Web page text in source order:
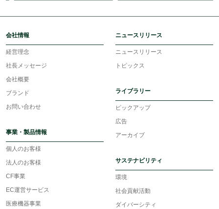
会社情報
経営理念
社長メッセージ
会社概要
ブランド
お問い合わせ
事業・製品情報
個人のお客様
法人のお客様
CF事業
EC運営サービス
医療機器事業
ニュースリリース
ニュースリリース
トピックス
ライブラリー
ピックアップ
広告
アーカイブ
サステナビリティ
環境
社会貢献活動
ダイバーシティ